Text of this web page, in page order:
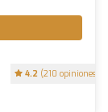
4.2 (210 opiniones)